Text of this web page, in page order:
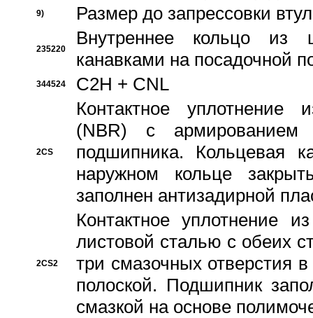
9) Размер до запрессовки
235220
Внутреннее кольцо из
канавками на посадочной
344524 C2H + CNL
2CS
Контактное уплотнение
(NBR) с
подшипника. Кольцевая
наружном кольце
заполнен антизадирной
2CS2
Контактное уплотнение
листовой сталью с обеих
три смазочных отверстия
полоской. Подшипник
смазкой на основе